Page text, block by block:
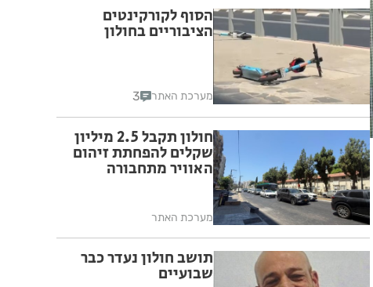
הסוף לקורקינטים
הציבוריים בחולון
מערכת האתר 3
חולון תקבל 2.5 מיליון
שקלים להפחתת זיהום
האוויר מתחבורה
מערכת האתר
תושב חולון נעדר כבר
שבועיים